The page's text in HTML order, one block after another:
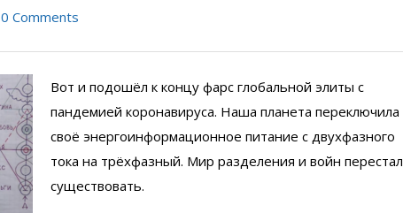
0 Comments
Вот и подошёл к концу фарс глобальной элиты с
пандемией коронавируса. Наша планета переключила
своё энергоинформационное питание с двухфазного
тока на трёхфазный. Мир разделения и войн перестал
существовать.